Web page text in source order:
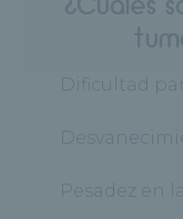
· Dificultad
·
· Pesadez en